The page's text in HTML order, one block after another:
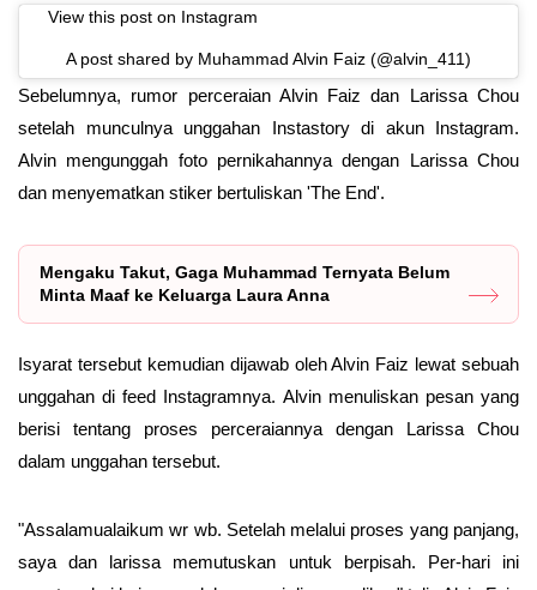
View this post on Instagram
A post shared by Muhammad Alvin Faiz (@alvin_411)
Sebelumnya, rumor perceraian Alvin Faiz dan Larissa Chou
setelah munculnya unggahan Instastory di akun Instagram.
Alvin mengunggah foto pernikahannya dengan Larissa Chou
dan menyematkan stiker bertuliskan 'The End'.
Mengaku Takut, Gaga Muhammad Ternyata Belum
Minta Maaf ke Keluarga Laura Anna
Isyarat tersebut kemudian dijawab oleh Alvin Faiz lewat sebuah
unggahan di feed Instagramnya. Alvin menuliskan pesan yang
berisi tentang proses perceraiannya dengan Larissa Chou
dalam unggahan tersebut.
"Assalamualaikum wr wb. Setelah melalui proses yang panjang,
saya dan larissa memutuskan untuk berpisah. Per-hari ini